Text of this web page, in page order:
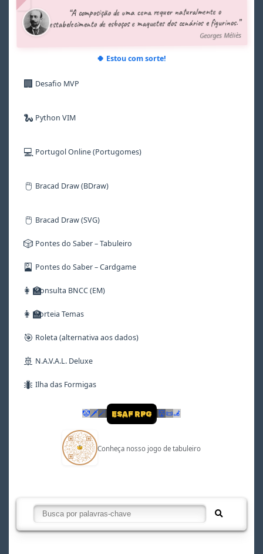
6
7
6
7
6
7
6
7
6
7
6
7
“A composição de uma cena requer naturalmente o
estabelecimento de esboços e maquetes dos cenários e figurinos.”
Georges Méliès
🍀 Estou com sorte!
🏢 Desafio MVP
🐍 Python VIM
💻 Portugol Online (Portugomes)
🖱️ Bracad Draw (BDraw)
🖱️ Bracad Draw (SVG)
🎲 Pontes do Saber – Tabuleiro
🎴 Pontes do Saber – Cardgame
👩‍🏫Consulta BNCC (EM)
👩‍🏫Sorteia Temas
🎯 Roleta (alternativa aos dados)
🚢 N.A.V.A.L. Deluxe
🐜 Ilha das Formigas
🤡 🗡🪄 ESAF RPG 👹📜🦼
Conheça nosso jogo de tabuleiro